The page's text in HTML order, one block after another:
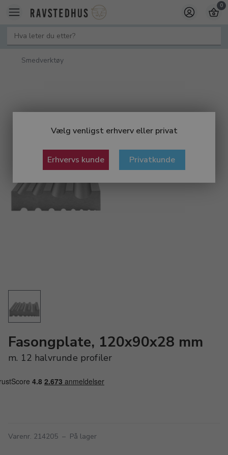
Vælg venligst erhverv eller privat
Erhvervs kunde Privatkunde
0
Smedverktøy
Fasongplate, 120x90x28 mm
m. 12 halvrunde profiler
Varenr. 214205 – På lager